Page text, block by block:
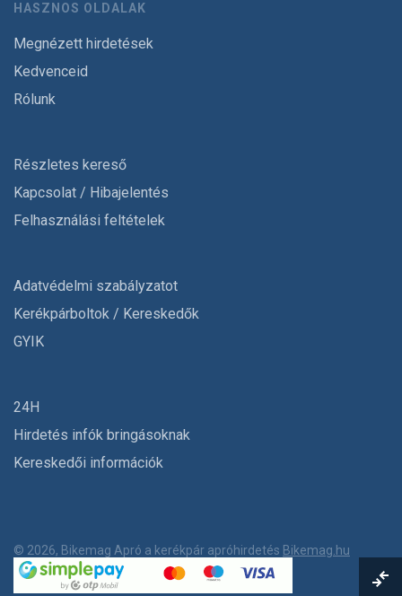
HASZNOS OLDALAK
Megnézett hirdetések
Kedvenceid
Rólunk
Részletes kereső
Kapcsolat / Hibajelentés
Felhasználási feltételek
Adatvédelmi szabályzatot
Kerékpárboltok / Kereskedők
GYIK
24H
Hirdetés infók bringásoknak
Kereskedői információk
© 2026, Bikemag Apró a kerékpár apróhirdetés Bikemag.hu